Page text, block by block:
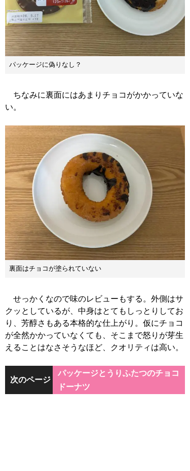
パッケージに偽りなし？
ちなみに裏面にはあまりチョコがかかっていな
い。
裏面はチョコが塗られていない
せっかくなので味のレビューもする。外側はサ
クッとしているが、中身はとてもしっとりしてお
り、芳醇さもある本格的な仕上がり。仮にチョコ
が全然かかっていなくても、そこまで怒りが芽生
えることはなさそうなほど、クオリティは高い。
次のページ
パッケージとうりふたつのチョコ
ドーナツ